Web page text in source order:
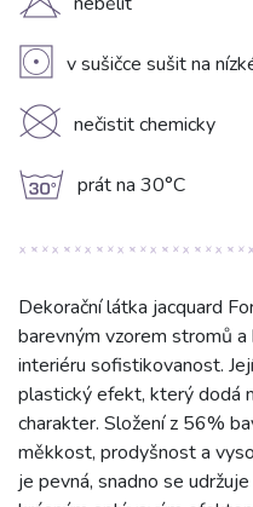
V v sušičce sušit na
K nečistit chemicky
g prát na 30°C
Dekorační látka jacquard
barevným vzorem stromů
interiéru sofistikovanost.
plastický efekt, který dodá
charakter. Složení z 56%
měkkost, prodyšnost a
je pevná, snadno se